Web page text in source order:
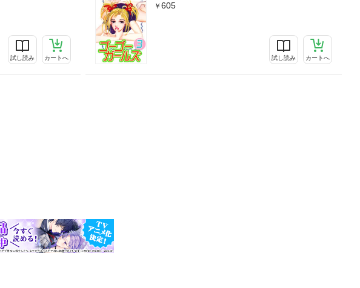
試し読み カートへ
605
試し読み カートへ